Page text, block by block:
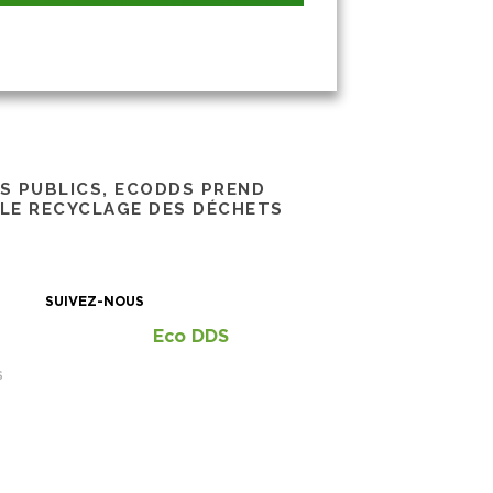
PUBLICS, ECODDS PREND
RECYCLAGE DES DÉCHETS
SUIVEZ-NOUS
Eco DDS